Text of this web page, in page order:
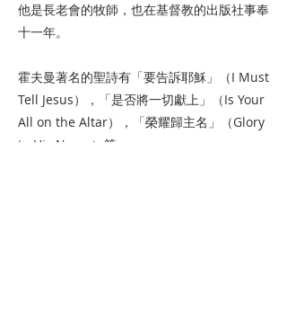
他是長老會的牧師，也在基督教的出版社事奉
十一年。
霍夫曼著名的聖詩有「要告訴耶穌」（I Must
Tell Jesus），「是否將一切獻上」（Is Your
All on the Altar），「榮耀歸主名」（Glory
to His Name）等。